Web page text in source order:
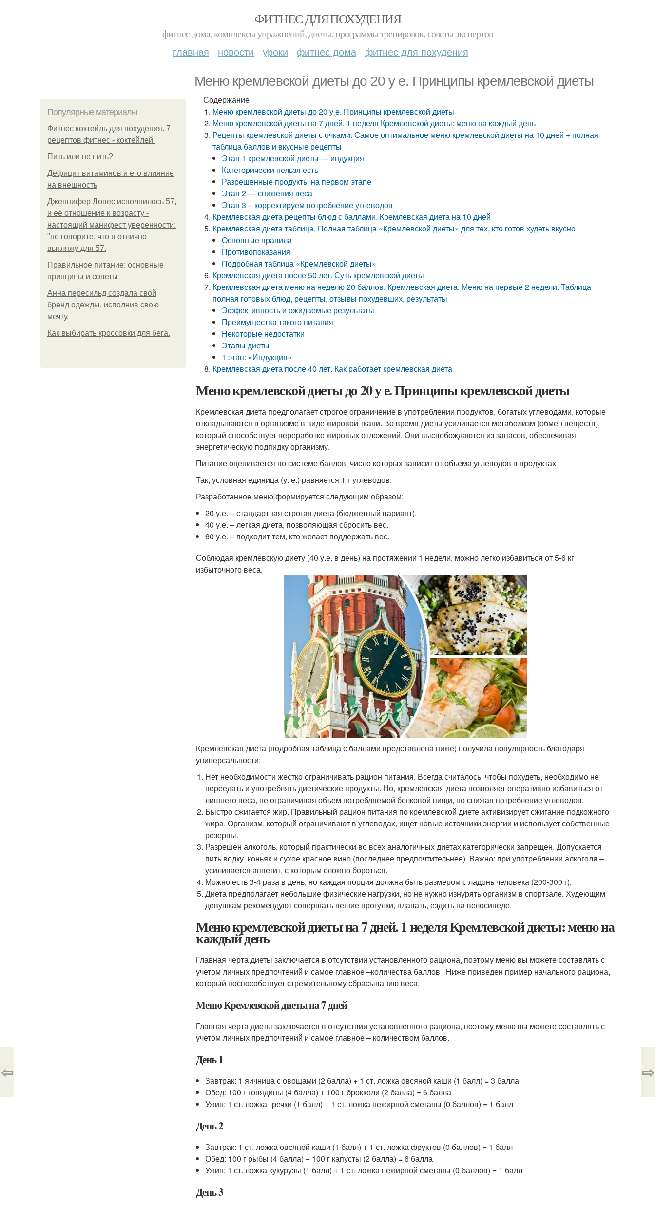
ФИТНЕС ДЛЯ ПОХУДЕНИЯ
фитнес дома. комплексы упражнений, диеты, программы тренировок, советы экспертов
главная новости уроки фитнес дома фитнес для похудения
Меню кремлевской диеты до 20 у е. Принципы кремлевской диеты
Популярные материалы
Фитнес коктейль для похудения. 7
рецептов фитнес - коктейлей.
Пить или не пить?
Дефицит витаминов и его влияние
на внешность
Дженнифер Лопес исполнилось 57,
и её отношение к возрасту -
настоящий манифест уверенности:
"не говорите, что я отлично
выгляжу для 57.
Правильное питание: основные
принципы и советы
Анна пересильд создала свой
бренд одежды, исполнив свою
мечту.
Как выбирать кроссовки для бега.
Содержание
Меню кремлевской диеты до 20 у е. Принципы кремлевской диеты
Меню кремлевской диеты на 7 дней. 1 неделя Кремлевской диеты: меню на каждый день
Рецепты кремлевской диеты с очками. Самое оптимальное меню кремлевской диеты на 10 дней + полная
таблица баллов и вкусные рецепты
Этап 1 кремлевской диеты — индукция
Категорически нельзя есть
Разрешенные продукты на первом этапе
Этап 2 — снижения веса
Этап 3 – корректируем потребление углеводов
Кремлевская диета рецепты блюд с баллами. Кремлевская диета на 10 дней
Кремлевская диета таблица. Полная таблица «Кремлевской диеты» для тех, кто готов худеть вкусно
Основные правила
Противопоказания
Подробная таблица «Кремлевской диеты»
Кремлевская диета после 50 лет. Суть кремлевской диеты
Кремлевская диета меню на неделю 20 баллов. Кремлевская диета. Меню на первые 2 недели. Таблица
полная готовых блюд, рецепты, отзывы похудевших, результаты
Эффективность и ожидаемые результаты
Преимущества такого питания
Некоторые недостатки
Этапы диеты
1 этап: «Индукция»
Кремлевская диета после 40 лет. Как работает кремлевская диета
Меню кремлевской диеты до 20 у е. Принципы кремлевской диеты
Кремлевская диета предполагает строгое ограничение в употреблении продуктов, богатых углеводами, которые
откладываются в организме в виде жировой ткани. Во время диеты усиливается метаболизм (обмен веществ),
который способствует переработке жировых отложений. Они высвобождаются из запасов, обеспечивая
энергетическую подпидку организму.
Питание оценивается по системе баллов, число которых зависит от объема углеводов в продуктах
Так, условная единица (у. е.) равняется 1 г углеводов.
Разработанное меню формируется следующим образом:
20 у.е. – стандартная строгая диета (бюджетный вариант).
40 у.е. – легкая диета, позволяющая сбросить вес.
60 у.е. – подходит тем, кто желает поддержать вес.
Соблюдая кремлевскую диету (40 у.е. в день) на протяжении 1 недели, можно легко избавиться от 5-6 кг
избыточного веса.
Кремлевская диета (подробная таблица с баллами представлена ниже) получила популярность благодаря
универсальности:
Нет необходимости жестко ограничивать рацион питания. Всегда считалось, чтобы похудеть, необходимо не
переедать и употреблять диетические продукты. Но, кремлевская диета позволяет оперативно избавиться от
лишнего веса, не ограничивая объем потребляемой белковой пищи, но снижая потребление углеводов.
Быстро сжигается жир. Правильный рацион питания по кремлевской диете активизирует сжигание подкожного
жира. Организм, который ограничивают в углеводах, ищет новые источники энергии и использует собственные
резервы.
Разрешен алкоголь, который практически во всех аналогичных диетах категорически запрещен. Допускается
пить водку, коньяк и сухое красное вино (последнее предпочтительнее). Важно: при употреблении алкоголя –
усиливается аппетит, с которым сложно бороться.
Можно есть 3-4 раза в день, но каждая порция должна быть размером с ладонь человека (200-300 г).
Диета предполагает небольшие физические нагрузки, но не нужно изнурять организм в спортзале. Худеющим
девушкам рекомендуют совершать пешие прогулки, плавать, ездить на велосипеде.
Меню кремлевской диеты на 7 дней. 1 неделя Кремлевской диеты: меню на
каждый день
Главная черта диеты заключается в отсутствии установленного рациона, поэтому меню вы можете составлять с
учетом личных предпочтений и самое главное –количества баллов . Ниже приведен пример начального рациона,
который поспособствует стремительному сбрасыванию веса.
Меню Кремлевской диеты на 7 дней
Главная черта диеты заключается в отсутствии установленного рациона, поэтому меню вы можете составлять с
учетом личных предпочтений и самое главное – количеством баллов.
День 1
Завтрак: 1 яичница с овощами (2 балла) + 1 ст. ложка овсяной каши (1 балл) = 3 балла
Обед: 100 г говядины (4 балла) + 100 г брокколи (2 балла) = 6 балла
Ужин: 1 ст. ложка гречки (1 балл) + 1 ст. ложка нежирной сметаны (0 баллов) = 1 балл
День 2
Завтрак: 1 ст. ложка овсяной каши (1 балл) + 1 ст. ложка фруктов (0 баллов) = 1 балл
Обед: 100 г рыбы (4 балла) + 100 г капусты (2 балла) = 6 балла
Ужин: 1 ст. ложка кукурузы (1 балл) + 1 ст. ложка нежирной сметаны (0 баллов) = 1 балл
День 3
⇦ ⇨